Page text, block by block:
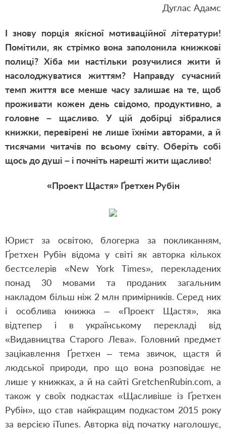
Дуглас Адамс
І знову порція якісної мотиваційної літератури!
Помітили, як стрімко вона заполонила книжкові
полиці? Хіба ми настільки розучилися жити й
насолоджуватися життям? Направду сучасний
темп життя все менше часу залишає на те, щоб
проживати кожен день свідомо, продуктивно, а
головне – щасливо. У цій добірці зібралися
книжки, перевірені не лише їхніми авторами, а й
тисячами читачів по всьому світу. Оберіть собі
щось до душі – і почніть нарешті жити щасливо!
«Проект Щастя» Ґретхен Рубін
Юрист за освітою, блогерка за покликанням,
Ґретхен Рубін відома у світі як авторка кількох
бестселерів «New York Times», перекладених
понад 30 мовами та проданих загальним
накладом більш ніж 2 млн примірників. Серед них
і особлива книжка – «Проект Щастя», яка
відтепер і в українському перекладі від
«Видавництва Старого Лева». Головний предмет
зацікавлення Ґретхен – тема звичок, щастя й
людської природи, про що вона розповідає не
лише у книжках, а й на сайті GretchenRubin.com, а
також у своїх подкастах «Щасливіше із Ґретхен
Рубін», що став найкращим подкастом 2015 року
за версією iTunes. Авторка від початку наголошує,